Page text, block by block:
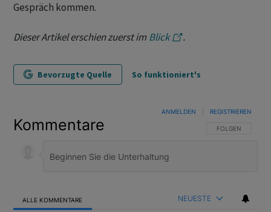
Gespräch kommen.
Dieser Artikel erschien zuerst imBlick .
Bevorzugte Quelle So funktioniert's
Kommentare FOLGE DIESER
FOLGEN
ANMELDEN REGISTRIEREN
ALLE KOMMENTARE NEUESTE